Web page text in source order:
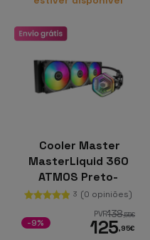
Cooler Master
MasterLiquid 360
ATMOS Preto-
Sistema de
Arrefecimento
Líquido
3 (0 opiniões)
PVR138,55€
125,95€
-9%